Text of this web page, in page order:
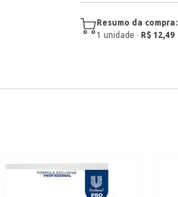
Resumo da compra:
1 unidade · R$ 12,49